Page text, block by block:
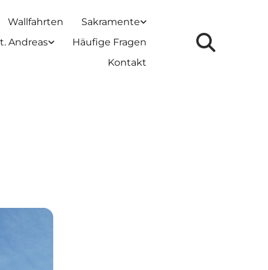
Wallfahrten
Sakramente
Andreas
Häufige Fragen
Kontakt